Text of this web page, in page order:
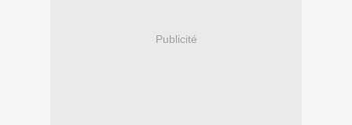
Publicité